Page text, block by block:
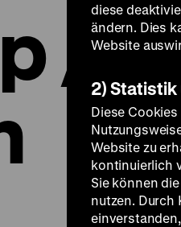
/diese
ändern. Dies
Website
2)
Diese
Website zu
kontinuierlich
Sie können
nutzen. Durch